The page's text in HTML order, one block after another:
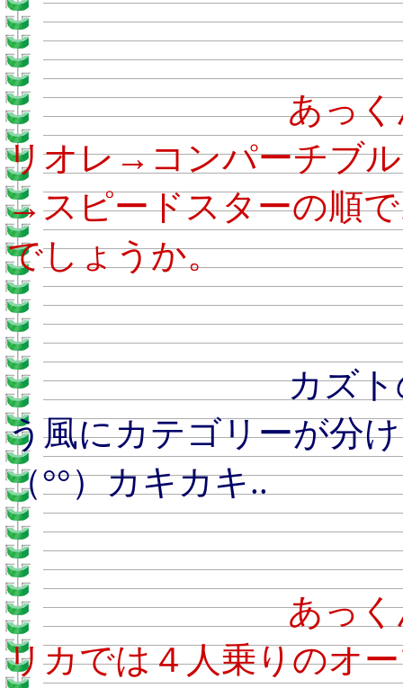
あ
リオレ→コンパーチブ
→スピードスターの順
でしょうか。
カズトのおと
う風にカテゴリーが分
（°°）カキカキ..
あ
リカでは４人乗りのオ